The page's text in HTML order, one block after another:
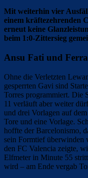
Mit weiterhin vier
einem kräftezehrenden
erneut keine
beim 1:0-Zittersieg
Ansu Fati und
Ohne die Verletzten
gesperrten Gavi sind
Torres programmiert. Die
11 verläuft aber weiter
und drei Vorlagen auf
Tore und eine Vorlage.
hoffte der Barcelonismo,
sein Formtief überwinden
den FC Valencia zeigte,
Elfmeter in Minute 55
wird – am Ende vergab